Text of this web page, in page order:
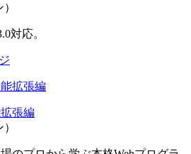
対応。
張編